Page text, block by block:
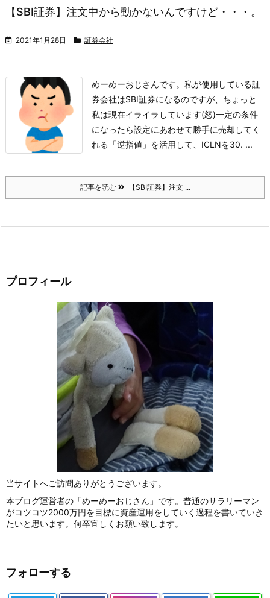
【SBI証券】注文中から動かないんですけど・・・。
2021年1月28日 証券会社
めーめーおじさんです。 私が使用している証
券会社はSBI証券になるのですが、ちょっと
私は現在イライラしています(怒)一定の条件
になったら設定にあわせて勝手に売却してく
れる「逆指値」を活用して、ICLNを30. ...
記事を読む 【SBI証券】注文 ...
プロフィール
当サイトへご訪問ありがとうございます。
本ブログ運営者の「めーめーおじさん」です。普通のサラリーマン
がコツコツ2000万円を目標に資産運用をしていく過程を書いていき
たいと思います。何卒宜しくお願い致します。
フォローする